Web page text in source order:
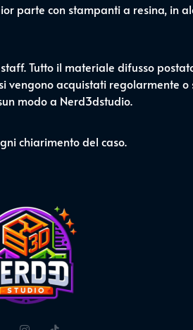
parte con stampanti a resina, in
Tutto il materiale difusso
vengono acquistati regolarmente
modo a Nerd3dstudio.
chiarimento del caso.